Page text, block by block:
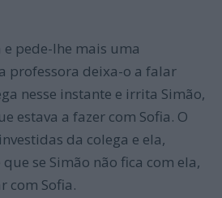
pede-lhe mais uma
professora deixa-o a falar
nesse instante e irrita Simão,
estava a fazer com Sofia. O
da colega e ela,
se Simão não fica com ela,
com Sofia.